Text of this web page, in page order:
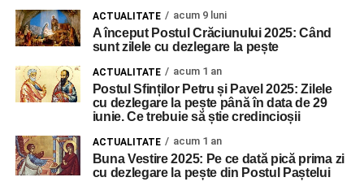
ACTUALITATE acum 9 luni
A început Postul Crăciunului 2025: Când
sunt zilele cu dezlegare la pește
ACTUALITATE acum 1 an
Postul Sfinților Petru și Pavel 2025: Zilele
cu dezlegare la pește până în data de 29
iunie. Ce trebuie să știe credincioșii
ACTUALITATE acum 1 an
Buna Vestire 2025: Pe ce dată pică prima zi
cu dezlegare la pește din Postul Paștelui